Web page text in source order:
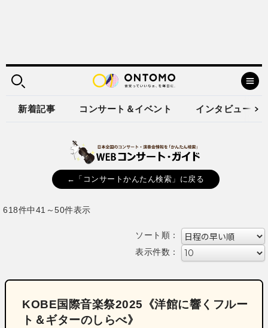
新着記事 コンサート＆イベント インタビュー
←「コンサートかんたん検索」に戻る
618件中41～50件表示
ソート順：
表示件数：
KOBE国際音楽祭2025《洋館に響くフルー
ト＆ギターのしらべ》